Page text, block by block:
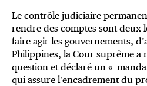
Le contrôle judiciaire
rendre des comptes sont deux
faire agir les gouvernements,
Philippines, la Cour suprême a
question et déclaré un «
qui assure l’encadrement du